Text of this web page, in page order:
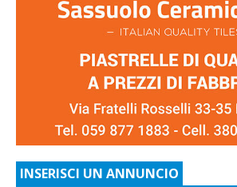
INSERISCI UN ANNUNCIO